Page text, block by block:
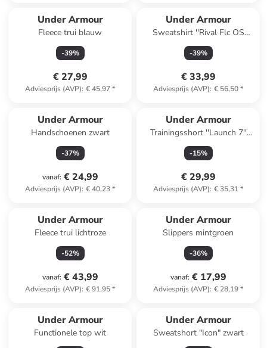
Under Armour
Fleece trui blauw
-39%
€ 27,99
Adviesprijs (AVP): € 45,97*
Under Armour
Sweatshirt ''Rival Flc OS
Varsity'' lichtroze
-39%
€ 33,99
Adviesprijs (AVP): € 56,50*
Under Armour
Handschoenen zwart
-37%
vanaf: € 24,99
Adviesprijs (AVP): € 40,23*
Under Armour
Trainingsshort ''Launch 7''
turquoise
-15%
€ 29,99
Adviesprijs (AVP): € 35,31*
Under Armour
Fleece trui lichtroze
-52%
vanaf: € 43,99
Adviesprijs (AVP): € 91,95*
Under Armour
Slippers mintgroen
-36%
vanaf: € 17,99
Adviesprijs (AVP): € 28,19*
Under Armour
Functionele top wit
Under Armour
Sweatshort "Icon" zwart